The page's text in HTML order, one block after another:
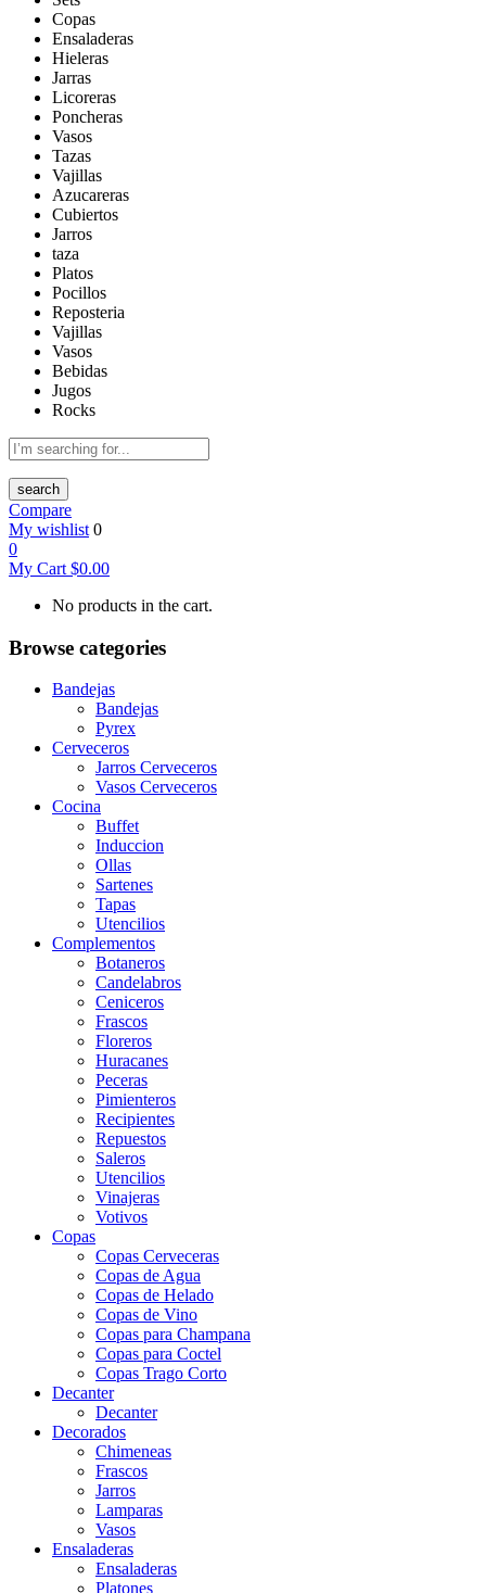
Copas
Ensaladeras
Hieleras
Jarras
Licoreras
Poncheras
Vasos
Tazas
Vajillas
Azucareras
Cubiertos
Jarros
taza
Platos
Pocillos
Reposteria
Vajillas
Vasos
Bebidas
Jugos
Rocks
search
Compare
My wishlist 0
0
My Cart $0.00
No products in the cart.
Browse categories
Bandejas
Bandejas
Pyrex
Cerveceros
Jarros Cerveceros
Vasos Cerveceros
Cocina
Buffet
Induccion
Ollas
Sartenes
Tapas
Utencilios
Complementos
Botaneros
Candelabros
Ceniceros
Frascos
Floreros
Huracanes
Peceras
Pimienteros
Recipientes
Repuestos
Saleros
Utencilios
Vinajeras
Votivos
Copas
Copas Cerveceras
Copas de Agua
Copas de Helado
Copas de Vino
Copas para Champana
Copas para Coctel
Copas Trago Corto
Decanter
Decanter
Decorados
Chimeneas
Frascos
Jarros
Lamparas
Vasos
Ensaladeras
Ensaladeras
Platones